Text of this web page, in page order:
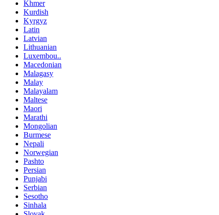
Khmer
Kurdish
Kyrgyz
Latin
Latvian
Lithuanian
Luxembou..
Macedonian
Malagasy
Malay
Malayalam
Maltese
Maori
Marathi
Mongolian
Burmese
Nepali
Norwegian
Pashto
Persian
Punjabi
Serbian
Sesotho
Sinhala